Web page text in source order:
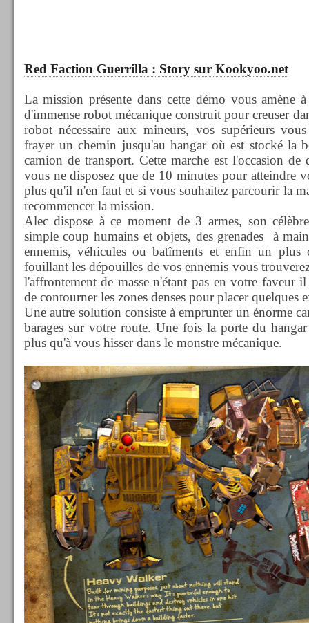
Red Faction Guerrilla : Story sur Kookyoo.net
La mission présente dans cette démo vous amène
d'immense robot mécanique construit pour creuser
robot nécessaire aux mineurs, vos supérieurs
frayer un chemin jusqu'au hangar où est stocké la
camion de transport. Cette marche est l'occasion
vous ne disposez que de 10 minutes pour atteindre
plus qu'il n'en faut et si vous souhaitez parcourir la
recommencer la mission.
Alec dispose à ce moment de 3 armes, son
simple coup humains et objets, des grenades à
ennemis, véhicules ou batîments et enfin un plus
fouillant les dépouilles de vos ennemis vous
l'affrontement de masse n'étant pas en votre faveur
de contourner les zones denses pour placer quelques
Une autre solution consiste à emprunter un énorme
barages sur votre route. Une fois la porte du
plus qu'à vous hisser dans le monstre mécanique.